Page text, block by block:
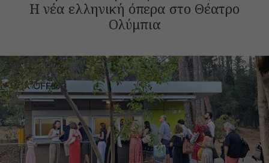
Η νέα ελληνική όπερα στο Θέατρο
Ολύμπια